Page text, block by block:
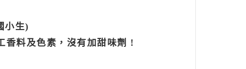
小生)
香料及色素，沒有加甜味劑 !